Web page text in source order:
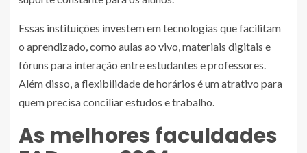
Essas instituições investem em tecnologias que facilitam
o aprendizado, como aulas ao vivo, materiais digitais e
fóruns para interação entre estudantes e professores.
Além disso, a flexibilidade de horários é um atrativo para
quem precisa conciliar estudos e trabalho.
As melhores faculdades